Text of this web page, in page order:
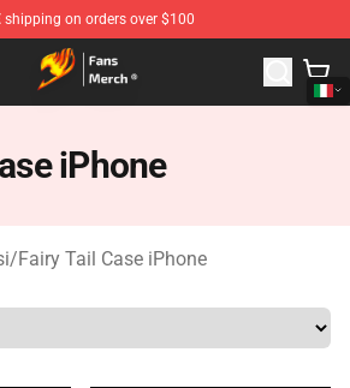
shipping on orders over $100
- Official Fairy Tail Merchandise Shop
iPhone
/Fairy Tail Case iPhone